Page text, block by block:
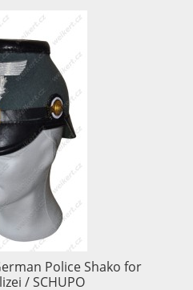
Police Shako for
/ SCHUPO